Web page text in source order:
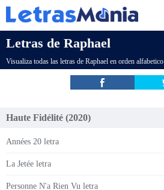
Letras de Raphael
Visualiza todas las letras de Raphael en orden alfabetico
Haute Fidélité (2020)
Années 20 letra
La Jetée letra
Personne N'a Rien Vu letra